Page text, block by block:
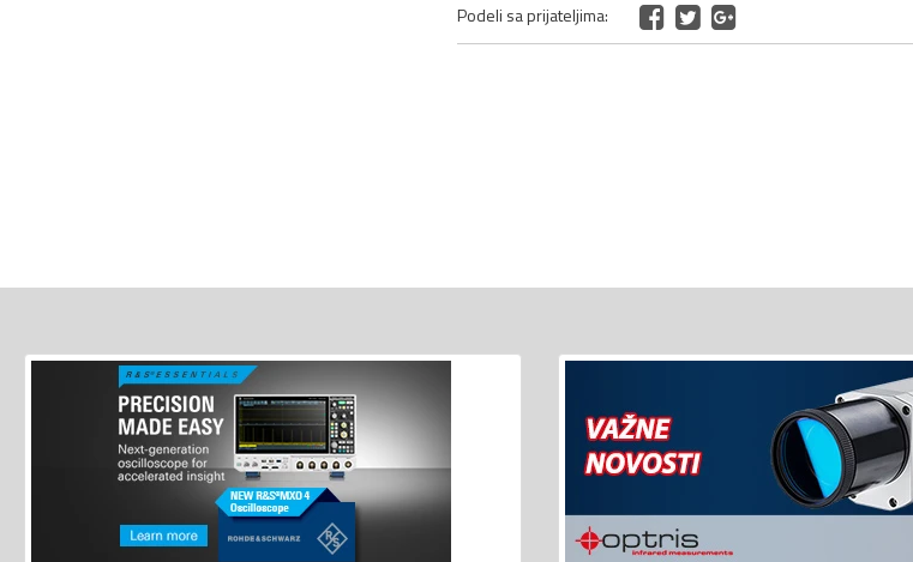
Podeli sa prijateljima: